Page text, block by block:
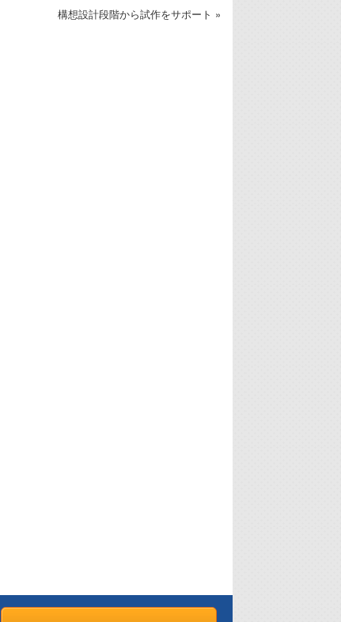
構想設計段階から試作をサポート »